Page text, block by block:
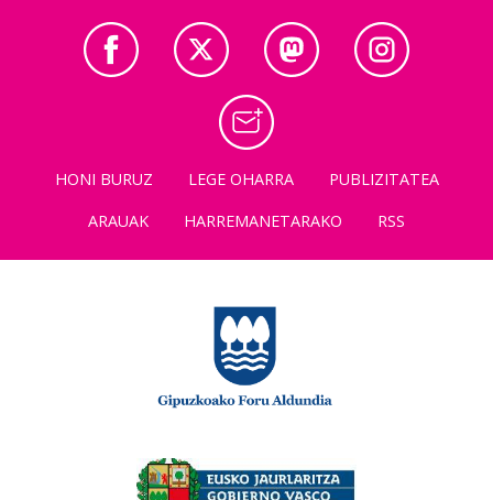
HONI BURUZ LEGE OHARRA
PUBLIZITATEA
ARAUAK
HARREMANETARAKO RSS